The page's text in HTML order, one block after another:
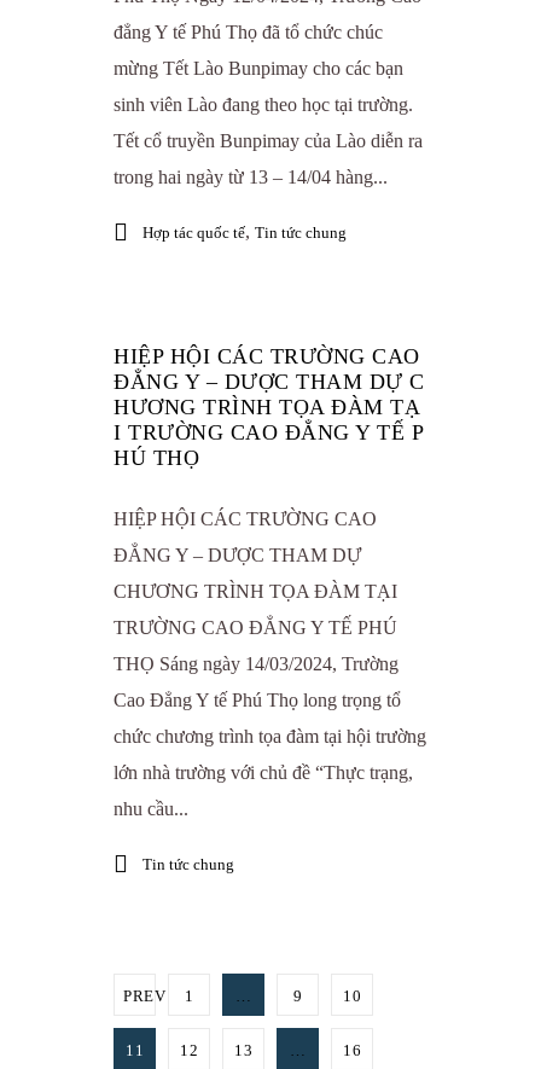
đẳng Y tế Phú Thọ đã tổ chức chúc
mừng Tết Lào Bunpimay cho các bạn
sinh viên Lào đang theo học tại trường.
Tết cổ truyền Bunpimay của Lào diễn ra
trong hai ngày từ 13 – 14/04 hàng...
Hợp tác quốc tế, Tin tức chung
HIỆP HỘI CÁC TRƯỜNG CAO
ĐẲNG Y – DƯỢC THAM DỰ C
HƯƠNG TRÌNH TỌA ĐÀM TẠ
I TRƯỜNG CAO ĐẲNG Y TẾ P
HÚ THỌ
HIỆP HỘI CÁC TRƯỜNG CAO
ĐẲNG Y – DƯỢC THAM DỰ
CHƯƠNG TRÌNH TỌA ĐÀM TẠI
TRƯỜNG CAO ĐẲNG Y TẾ PHÚ
THỌ Sáng ngày 14/03/2024, Trường
Cao Đẳng Y tế Phú Thọ long trọng tổ
chức chương trình tọa đàm tại hội trường
lớn nhà trường với chủ đề “Thực trạng,
nhu cầu...
Tin tức chung
PREV 1 … 9 10
11 12 13 … 16